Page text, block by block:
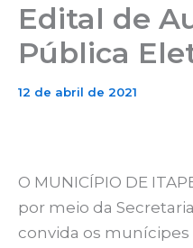
Edital de
Pública
12 de abril de 2021
O MUNICÍPIO DE
por meio da
convida os